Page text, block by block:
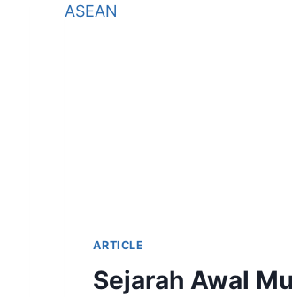
ARTICLE
Sejarah Awal